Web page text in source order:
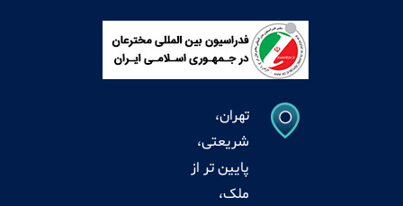
تهران،
شریعتی،
پایین تر از
ملک،